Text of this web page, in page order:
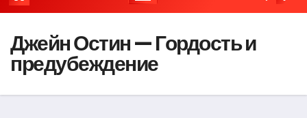
Джейн Остин — Гордость и
предубеждение